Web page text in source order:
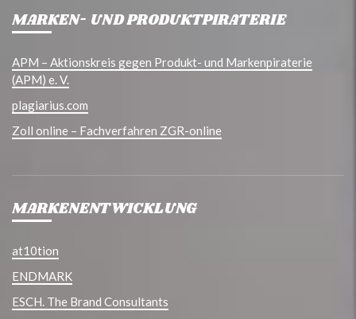
MARKEN- UND PRODUKTPIRATERIE
APM – Aktionskreis gegen Produkt- und Markenpiraterie
(APM) e. V.
plagiarius.com
Zoll online – Fachverfahren ZGR-online
MARKENENTWICKLUNG
at10tion
ENDMARK
ESCH. The Brand Consultants